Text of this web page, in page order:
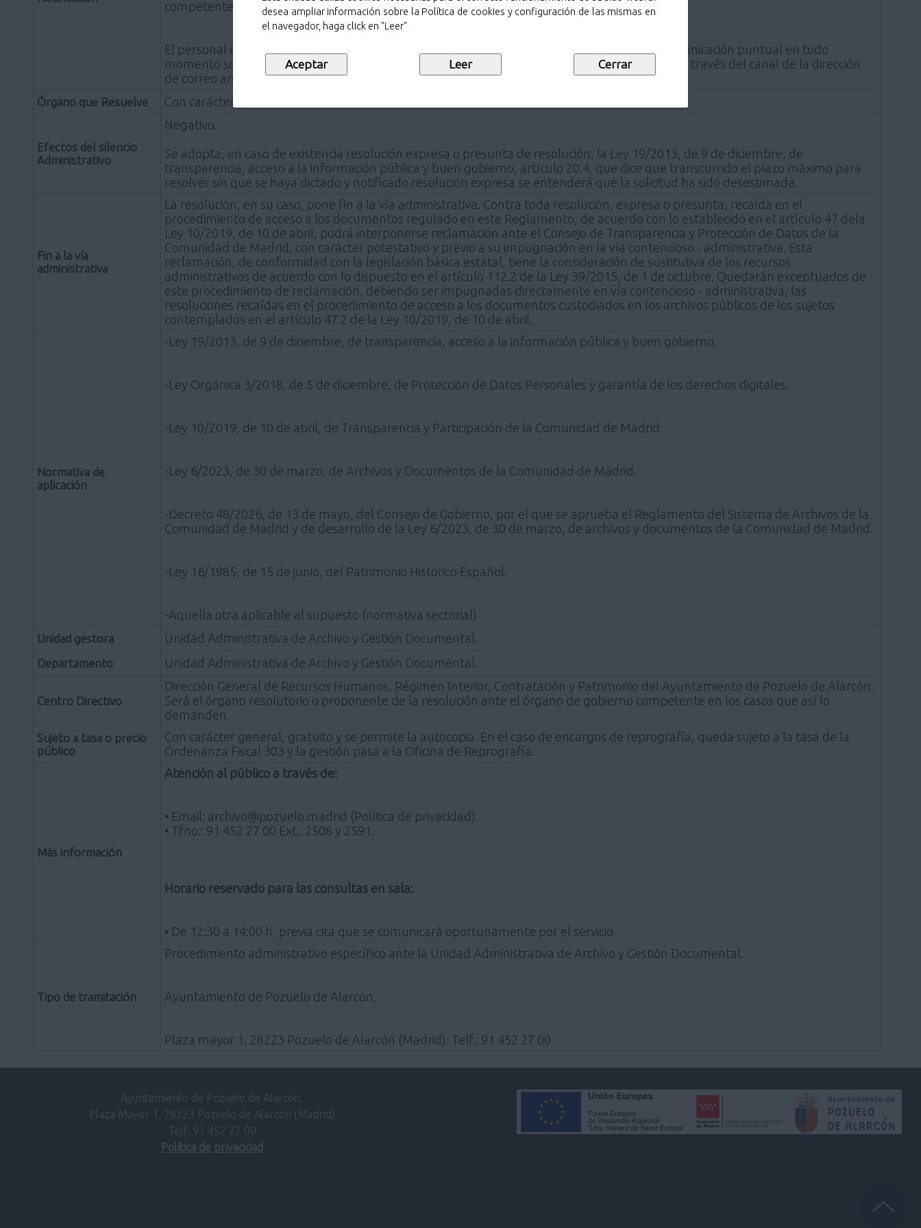
desea ampliar información sobre la Política de cookies y configuración de las mismas en
el navegador, haga click en "Leer"
competente para tramitarla.
El personal de la UA de Archivo y Gestión Documental será diligente para establecer una comunicación puntual en todo
momento sobre el estado de la solicitud. Esta comunicación será preferiblemente por escrito a través del canal de la dirección
de correo archivo@pozuelo.madrid
Órgano que Resuelve Con carácter general, no se emite resolución.
Efectos del silencio
Administrativo
Negativo.
Se adopta, en caso de existencia resolución expresa o presunta de resolución, la Ley 19/2013, de 9 de diciembre, de
transparencia, acceso a la información pública y buen gobierno, artículo 20.4, que dice que transcurrido el plazo máximo para
resolver sin que se haya dictado y notificado resolución expresa se entenderá que la solicitud ha sido desestimada.
Fin a la vía
administrativa
La resolución, en su caso, pone fin a la vía administrativa. Contra toda resolución, expresa o presunta, recaída en el
procedimiento de acceso a los documentos regulado en este Reglamento, de acuerdo con lo establecido en el artículo 47 dela
Ley 10/2019, de 10 de abril, podrá interponerse reclamación ante el Consejo de Transparencia y Protección de Datos de la
Comunidad de Madrid, con carácter potestativo y previo a su impugnación en la vía contencioso - administrativa. Esta
reclamación, de conformidad con la legislación básica estatal, tiene la consideración de sustitutiva de los recursos
administrativos de acuerdo con lo dispuesto en el artículo 112.2 de la Ley 39/2015, de 1 de octubre. Quedarán exceptuados de
este procedimiento de reclamación, debiendo ser impugnadas directamente en vía contencioso - administrativa, las
resoluciones recaídas en el procedimiento de acceso a los documentos custodiados en los archivos públicos de los sujetos
contemplados en el artículo 47.2 de la Ley 10/2019, de 10 de abril.
Normativa de
aplicación
-Ley 19/2013, de 9 de diciembre, de transparencia, acceso a la información pública y buen gobierno.
-Ley Orgánica 3/2018, de 5 de diciembre, de Protección de Datos Personales y garantía de los derechos digitales.
-Ley 10/2019, de 10 de abril, de Transparencia y Participación de la Comunidad de Madrid.
-Ley 6/2023, de 30 de marzo, de Archivos y Documentos de la Comunidad de Madrid.
-Decreto 48/2026, de 13 de mayo, del Consejo de Gobierno, por el que se aprueba el Reglamento del Sistema de Archivos de la
Comunidad de Madrid y de desarrollo de la Ley 6/2023, de 30 de marzo, de archivos y documentos de la Comunidad de Madrid.
-Ley 16/1985, de 15 de junio, del Patrimonio Histórico Español.
-Aquella otra aplicable al supuesto (normativa sectorial)
Unidad gestora Unidad Administrativa de Archivo y Gestión Documental.
Departamento Unidad Administrativa de Archivo y Gestión Documental.
Centro Directivo
Dirección General de Recursos Humanos, Régimen Interior, Contratación y Patrimonio del Ayuntamiento de Pozuelo de Alarcón.
Será el órgano resolutorio o proponente de la resolución ante el órgano de gobierno competente en los casos que así lo
demanden.
Sujeto a tasa o precio
público
Con carácter general, gratuito y se permite la autocopia. En el caso de encargos de reprografía, queda sujeto a la tasa de la
Ordenanza Fiscal 303 y la gestión pasa a la Oficina de Reprografía.
Más información
Atención al público a través de:
• Email: archivo@pozuelo.madrid (Política de privacidad).
• Tfno.: 91 452 27 00 Ext.: 2508 y 2591.
Horario reservado para las consultas en sala:
• De 12:30 a 14:00 h, previa cita que se comunicará oportunamente por el servicio
Tipo de tramitación
Procedimiento administrativo específico ante la Unidad Administrativa de Archivo y Gestión Documental.
Ayuntamiento de Pozuelo de Alarcón.
Plaza mayor 1, 28223 Pozuelo de Alarcón (Madrid). Telf.: 91 452 27 00
Ayuntamiento de Pozuelo de Alarcón.
Plaza Mayor 1, 28223 Pozuelo de Alarcón (Madrid)
Telf. 91 452 27 00
Política de privacidad